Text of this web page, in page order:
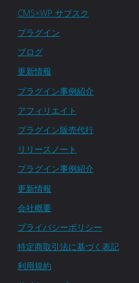
CMS×WP サブスク
プラグイン
ブログ
更新情報
プラグイン事例紹介
アフィリエイト
プラグイン販売代行
リリースノート
プラグイン事例紹介
更新情報
会社概要
プライバシーポリシー
特定商取引法に基づく表記
利用規約